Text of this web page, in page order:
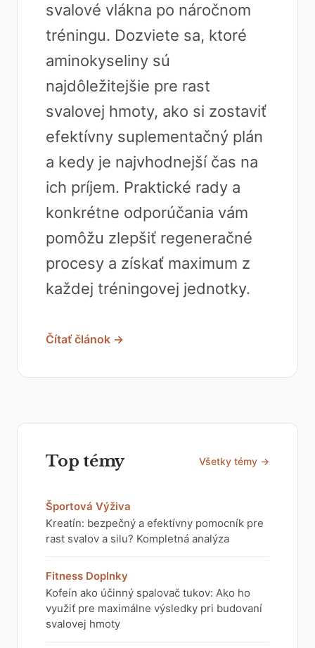
svalové vlákna po náročnom
tréningu. Dozviete sa, ktoré
aminokyseliny sú
najdôležitejšie pre rast
svalovej hmoty, ako si zostaviť
efektívny suplementačný plán
a kedy je najvhodnejší čas na
ich príjem. Praktické rady a
konkrétne odporúčania vám
pomôžu zlepšiť regeneračné
procesy a získať maximum z
každej tréningovej jednotky.
Čítať článok →
Top témy Všetky témy →
Športová Výživa
Kreatín: bezpečný a efektívny pomocník pre
rast svalov a silu? Kompletná analýza
Fitness Doplnky
Kofeín ako účinný spalovač tukov: Ako ho
využiť pre maximálne výsledky pri budovaní
svalovej hmoty